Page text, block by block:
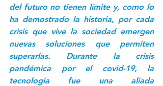
del futuro no tienen límite y, como lo
ha demostrado la historia, por cada
crisis que vive la sociedad emergen
nuevas soluciones que permiten
superarlas. Durante la crisis
pandémica por el covid-19, la
tecnología fue una aliada